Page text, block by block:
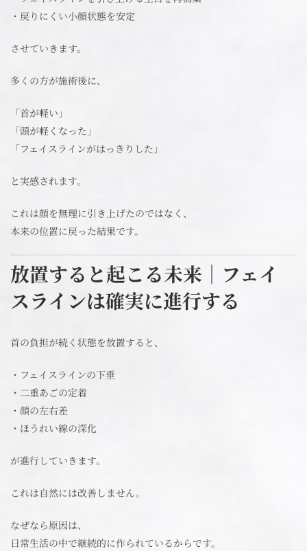
・戻りにくい小顔状態を安定
させていきます。
多くの方が施術後に、
「首が軽い」
「頭が軽くなった」
「フェイスラインがはっきりした」
と実感されます。
これは顔を無理に引き上げたのではなく、
本来の位置に戻った結果です。
放置すると起こる未来｜フェイ
スラインは確実に進行する
首の負担が続く状態を放置すると、
・フェイスラインの下垂
・二重あごの定着
・顔の左右差
・ほうれい線の深化
が進行していきます。
これは自然には改善しません。
なぜなら原因は、
日常生活の中で継続的に作られているからです。